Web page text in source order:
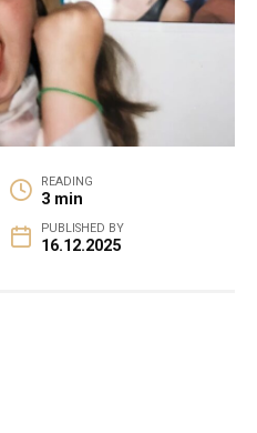
READING
3 min
PUBLISHED BY
16.12.2025